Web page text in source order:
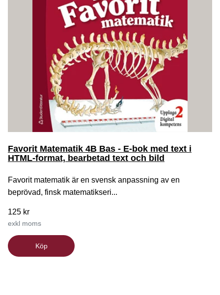
Favorit Matematik 4B Bas - E-bok med text i
HTML-format, bearbetad text och bild
Favorit matematik är en svensk anpassning av en
beprövad, finsk matematikseri...
125 kr
exkl moms
Köp